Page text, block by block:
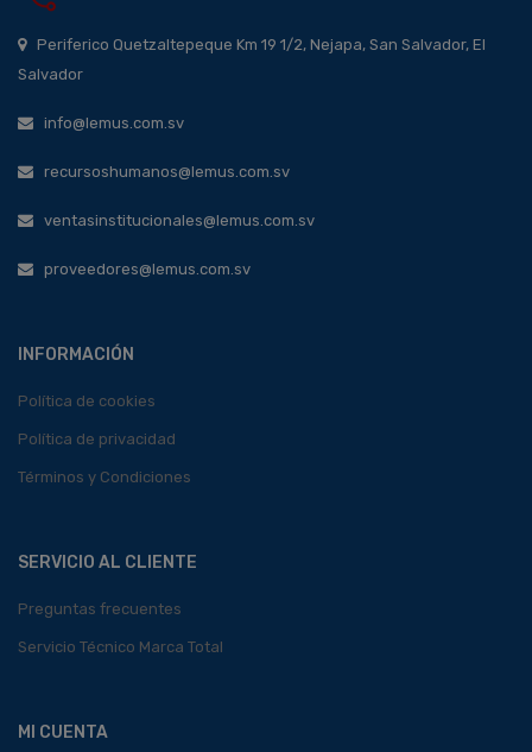
Periferico Quetzaltepeque Km 19 1/2, Nejapa, San Salvador, El
Salvador
info@lemus.com.sv
recursoshumanos@lemus.com.sv
ventasinstitucionales@lemus.com.sv
proveedores@lemus.com.sv
INFORMACIÓN
Política de cookies
Política de privacidad
Términos y Condiciones
SERVICIO AL CLIENTE
Preguntas frecuentes
Servicio Técnico Marca Total
MI CUENTA